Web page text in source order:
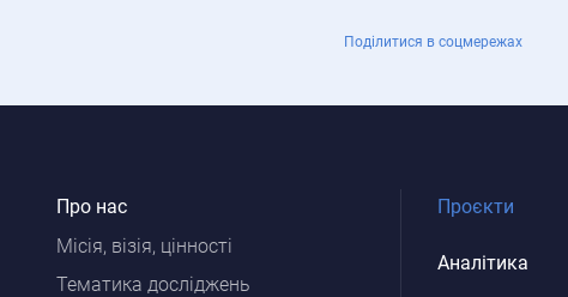
Поділитися в соцмережах
Про нас
Місія, візія, цінності
Тематика досліджень
Проєкти
Аналітика